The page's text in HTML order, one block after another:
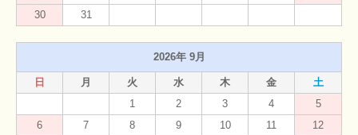
30
31
2026年 9月
日 月 火 水 木 金
土
1
2 3 4
5
6
7 8 9 10 11
12